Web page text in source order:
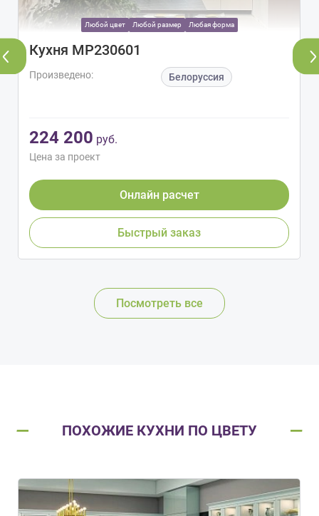
Любой цвет Любой размер Любая форма
Кухня МР230601
Произведено: Белоруссия
224 200 руб.
Цена за проект
Онлайн расчет
Быстрый заказ
Посмотреть все
ПОХОЖИЕ КУХНИ ПО ЦВЕТУ